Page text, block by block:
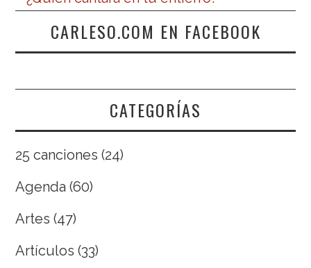
CARLESO.COM EN FACEBOOK
CATEGORÍAS
25 canciones (24)
Agenda (60)
Artes (47)
Artículos (33)